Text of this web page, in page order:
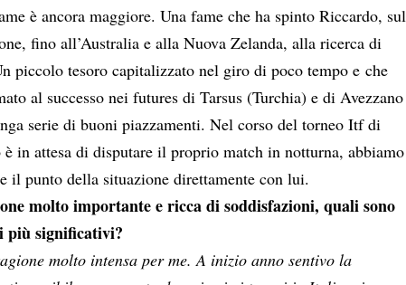
è ancora maggiore. Una fame che ha spinto Riccardo, sul
fino all’Australia e alla Nuova Zelanda, alla ricerca di
piccolo tesoro capitalizzato nel giro di poco tempo e che
al successo nei futures di Tarsus (Turchia) e di Avezzano
serie di buoni piazzamenti. Nel corso del torneo Itf di
è in attesa di disputare il proprio match in notturna, abbiamo
il punto della situazione direttamente con lui.
molto importante e ricca di soddisfazioni, quali sono
più significativi?
molto intensa per me. A inizio anno sentivo la